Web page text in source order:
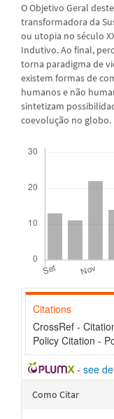
O Objetivo Geral
transformadora da
ou utopia no século
Indutivo. Ao final,
torna paradigma de
existem formas de
humanos e não
sintetizam
coevolução no globo.
Citations
CrossRef -
Policy Citation -
- see
Detalhes
Como Citar